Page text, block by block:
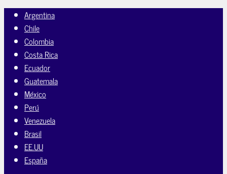
Argentina
Chile
Colombia
Costa Rica
Ecuador
Guatemala
México
Perú
Venezuela
Brasil
EE.UU
España